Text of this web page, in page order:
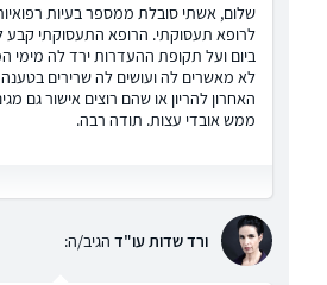
שלום, אשתי סובלת ממספר בעיות
ביום ועל תקופת ההעדרות ירד לה מימי
לא מאשרים לה ועושים לה שרירים
האחרון להריון או שהם רוצים אישור גם
ממש אובדי עצות. תודה רבה.
ורד שדות עו"ד הגיב/ה: